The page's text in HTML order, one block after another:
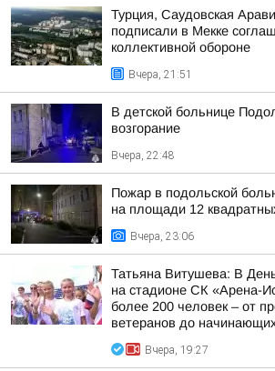
Турция, Саудовская
подписали в Мекке
коллективной обороне
Вчера, 21:51
В детской больнице
возгорание
Вчера, 22:48
Пожар в подольской
на площади 12
Вчера, 23:06
Татьяна Витушева: В
на стадионе СК «Арена-
более 200 человек – от
ветеранов до
Вчера, 19:27